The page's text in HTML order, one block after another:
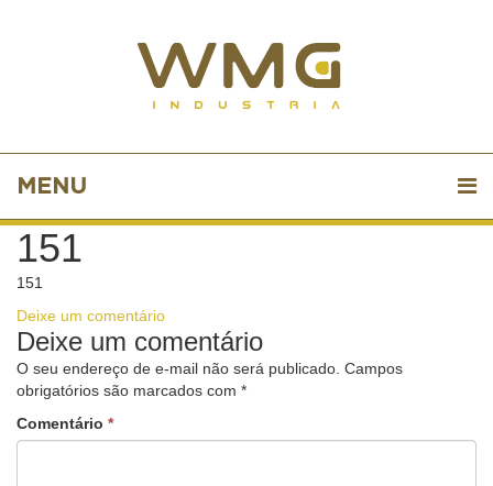
MENU
151
151
Deixe um comentário
Deixe um comentário
O seu endereço de e-mail não será publicado. Campos
obrigatórios são marcados com *
Comentário *